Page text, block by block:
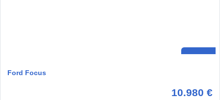
Ford Focus
10.980 €